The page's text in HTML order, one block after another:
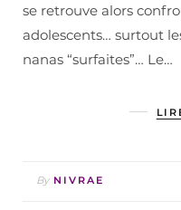
se retrouve alors
adolescents… surtout
nanas “surfaites”… Le…
By NIVRAE